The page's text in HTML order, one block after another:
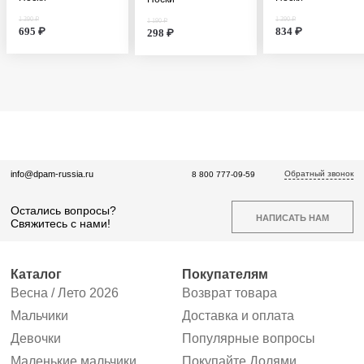
1 390 ₽
695 ₽
1 190 ₽
298 ₽
1 390 ₽
834 ₽
info@dpam-russia.ru
Остались вопросы?
Свяжитесь с нами!
НАПИСАТЬ НАМ
8 800 777-09-59 Обратный звонок
Каталог
Весна / Лето 2026
Мальчики
Девочки
Покупателям
Возврат товара
Доставка и оплата
Популярные вопросы